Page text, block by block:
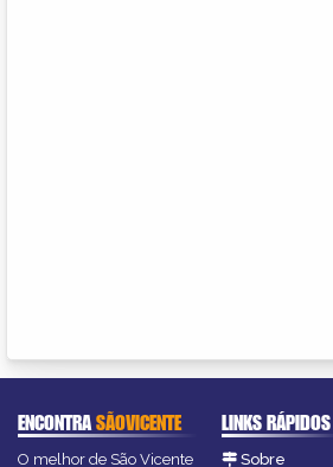
ENCONTRASÃOVICENTE
O melhor de São Vicente
LINKS RÁPIDOS
Sobre